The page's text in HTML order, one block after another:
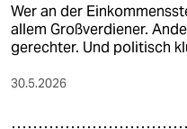
Wer an der
allem Großverdiener.
gerechter. Und politisch
30.5.2026